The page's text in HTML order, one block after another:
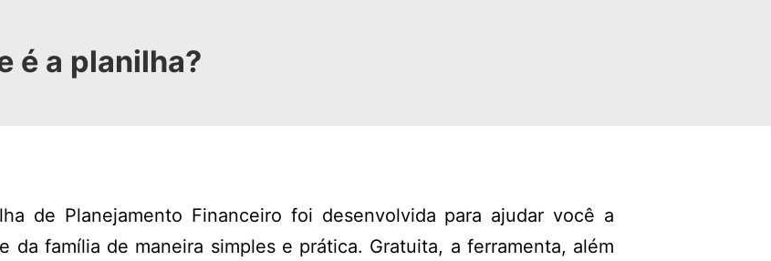
é a planilha?
de Planejamento Financeiro foi desenvolvida para ajudar você a
da família de maneira simples e prática. Gratuita, a ferramenta, além